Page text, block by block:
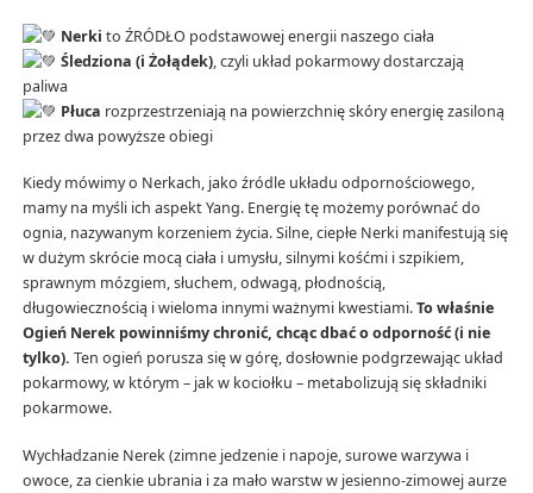
Nerki to ŹRÓDŁO podstawowej energii naszego ciała
Śledziona (i Żołądek), czyli układ pokarmowy dostarczają
paliwa
Płuca rozprzestrzeniają na powierzchnię skóry energię zasiloną
przez dwa powyższe obiegi
Kiedy mówimy o Nerkach, jako źródle układu odpornościowego,
mamy na myśli ich aspekt Yang. Energię tę możemy porównać do
ognia, nazywanym korzeniem życia. Silne, ciepłe Nerki manifestują się
w dużym skrócie mocą ciała i umysłu, silnymi kośćmi i szpikiem,
sprawnym mózgiem, słuchem, odwagą, płodnością,
długowiecznością i wieloma innymi ważnymi kwestiami.To właśnie
Ogień Nerek powinniśmy chronić, chcąc dbać o odporność (i nie
tylko). Ten ogień porusza się w górę, dosłownie podgrzewając układ
pokarmowy, w którym – jak w kociołku – metabolizują się składniki
pokarmowe.
Wychładzanie Nerek (zimne jedzenie i napoje, surowe warzywa i
owoce, za cienkie ubrania i za mało warstw w jesienno-zimowej aurze